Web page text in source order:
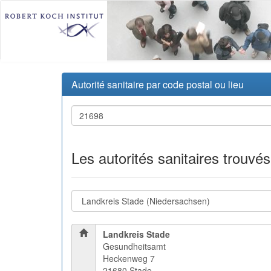
Autorité sanitaire par code postal ou lieu
Les autorités sanitaires
Landkreis Stade
Gesundheitsamt
Heckenweg 7